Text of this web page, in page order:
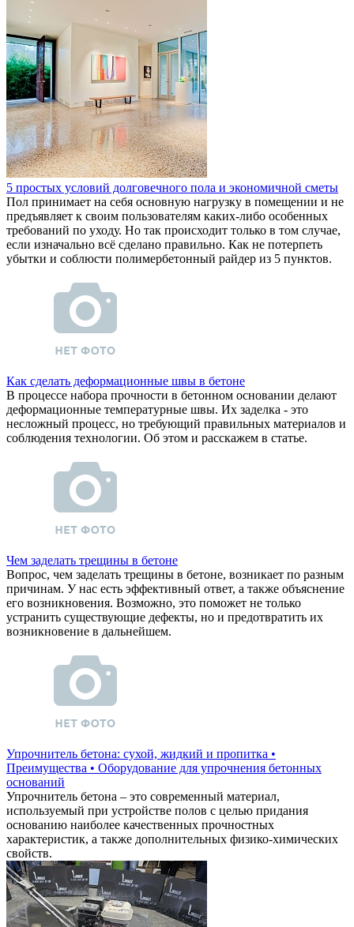
5 простых условий долговечного пола и экономичной сметы
Пол принимает на себя основную нагрузку в помещении и не
предъявляет к своим пользователям каких-либо особенных
требований по уходу. Но так происходит только в том случае,
если изначально всё сделано правильно. Как не потерпеть
убытки и соблюсти полимербетонный райдер из 5 пунктов.
Как сделать деформационные швы в бетоне
В процессе набора прочности в бетонном основании делают
деформационные температурные швы. Их заделка - это
несложный процесс, но требующий правильных материалов и
соблюдения технологии. Об этом и расскажем в статье.
Чем заделать трещины в бетоне
Вопрос, чем заделать трещины в бетоне, возникает по разным
причинам. У нас есть эффективный ответ, а также объяснение
его возникновения. Возможно, это поможет не только
устранить существующие дефекты, но и предотвратить их
возникновение в дальнейшем.
Упрочнитель бетона: сухой, жидкий и пропитка •
Преимущества • Оборудование для упрочнения бетонных
оснований
Упрочнитель бетона – это современный материал,
используемый при устройстве полов с целью придания
основанию наиболее качественных прочностных
характеристик, а также дополнительных физико-химических
свойств.